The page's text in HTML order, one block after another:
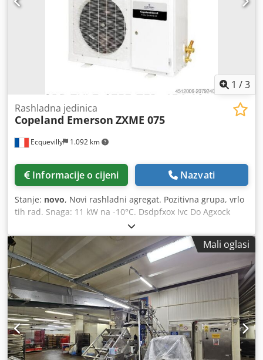
sredstvo: R717 Kapacitet: LP – 276 m³/h Tlak: 18 bar
Dimenzije: 2200 × 1100 × 1550 mm Upravljački ormari (3
kom.): 2 × ormar s Siemens dodirnim panelom – 1200 × 500
× 2200 mm Ormar za upravljanje amonijačkim sustavom
Sabroe – 2000 × 500 × 2300 mm Pomoćni ormar – 800 × 300
1 /3
Ecquevilly 1.092 km
Rashladna jedinica
Copeland Emerson ZXME 075
Informacije o cijeni Nazvati
Stanje: novo, Novi rashladni agregat. Pozitivna grupa, vrlo
tih rad. Snaga: 11 kW na -10°C. Dsdpfxox Ivc Do Agxock
Mali oglasi